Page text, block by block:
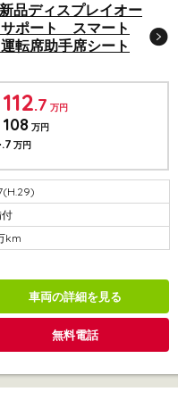
品ディスプレイオー
ポート スマート
転席助手席シート
112.7 万円
108 万円
.7 万円
km
車両の詳細を見る
無料電話